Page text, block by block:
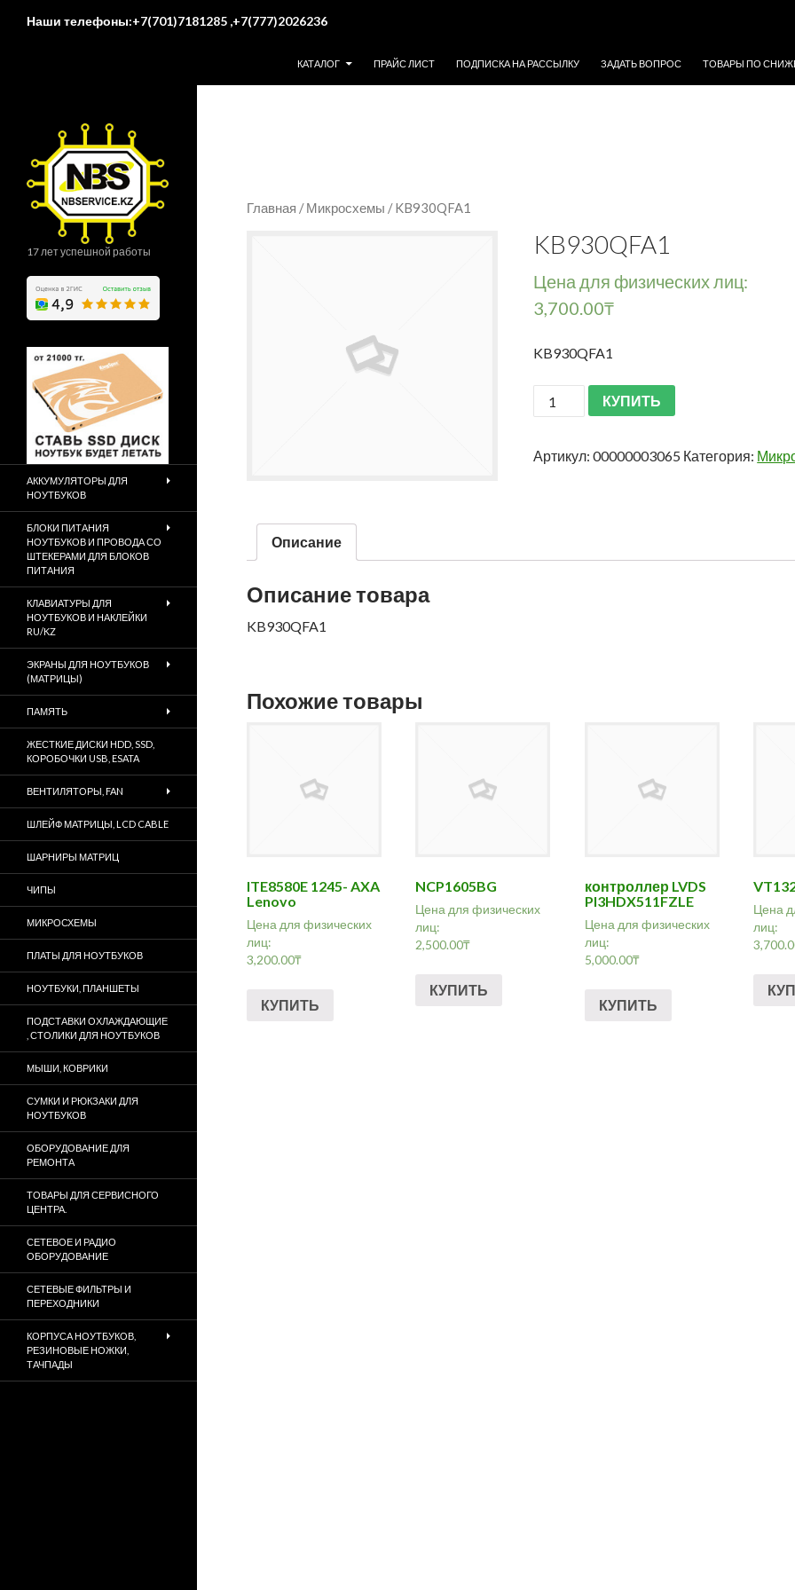
Наши телефоны:+7(701)7181285 ,+7(777)2026236
КАТАЛОГ
ПРАЙС ЛИСТ ПОДПИСКА НА РАССЫЛКУ ЗАДАТЬ ВОПРОС ТОВАРЫ ПО
Главная /Микросхемы / KB930QFA1
KB930QFA1
Цена для физических лиц:
3,700.00₸
KB930QFA1
КУПИТЬ
Артикул:00000003065 Категория:
Описание
Описание товара
KB930QFA1
Похожие товары
ITE8580E 1245- AXA
Lenovo
Цена для физических
лиц:
3,200.00₸
КУПИТЬ
NCP1605BG
Цена для физических
лиц:
2,500.00₸
КУПИТЬ
контроллер LVDS
PI3HDX511FZLE
Цена для физических
лиц:
5,000.00₸
КУПИТЬ
Цена
лиц:
17 лет успешной работы
АККУМУЛЯТОРЫ ДЛЯ
НОУТБУКОВ
БЛОКИ ПИТАНИЯ
НОУТБУКОВ И ПРОВОДА СО
ШТЕКЕРАМИ ДЛЯ БЛОКОВ
ПИТАНИЯ
КЛАВИАТУРЫ ДЛЯ
НОУТБУКОВ И НАКЛЕЙКИ
RU/KZ
ЭКРАНЫ ДЛЯ НОУТБУКОВ
(МАТРИЦЫ)
ПАМЯТЬ
ЖЕСТКИЕ ДИСКИ HDD, SSD,
КОРОБОЧКИ USB, ESATA
ВЕНТИЛЯТОРЫ, FAN
ШЛЕЙФ МАТРИЦЫ, LCD CABLE
ШАРНИРЫ МАТРИЦ
ЧИПЫ
МИКРОСХЕМЫ
ПЛАТЫ ДЛЯ НОУТБУКОВ
НОУТБУКИ, ПЛАНШЕТЫ
ПОДСТАВКИ ОХЛАЖДАЮЩИЕ
, СТОЛИКИ ДЛЯ НОУТБУКОВ
МЫШИ, КОВРИКИ
СУМКИ И РЮКЗАКИ ДЛЯ
НОУТБУКОВ
ОБОРУДОВАНИЕ ДЛЯ
РЕМОНТА
ТОВАРЫ ДЛЯ СЕРВИСНОГО
ЦЕНТРА.
СЕТЕВОЕ И РАДИО
ОБОРУДОВАНИЕ
СЕТЕВЫЕ ФИЛЬТРЫ И
ПЕРЕХОДНИКИ
КОРПУСА НОУТБУКОВ,
РЕЗИНОВЫЕ НОЖКИ,
ТАЧПАДЫ